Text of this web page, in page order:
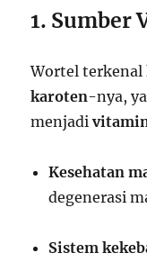
1. Sumber
Wortel
karoten-nya,
menjadi
Kesehatan
degenerasi
Sistem